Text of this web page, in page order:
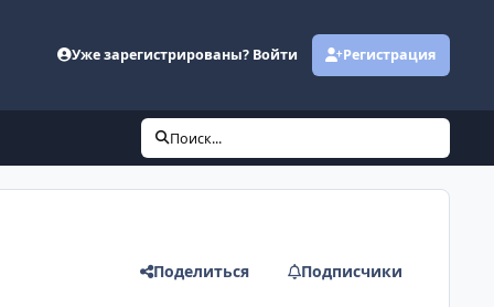
Уже зарегистрированы? Войти Регистрация
Поиск...
Поделиться Подписчики